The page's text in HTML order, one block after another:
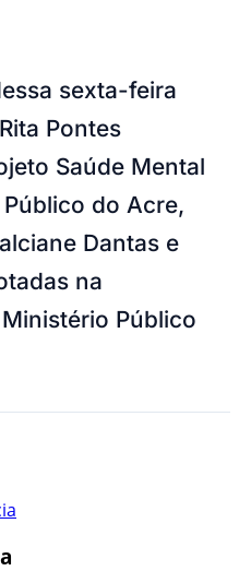
sexta-feira
Pontes
Saúde Mental
do Acre,
Dantas e
na
Público